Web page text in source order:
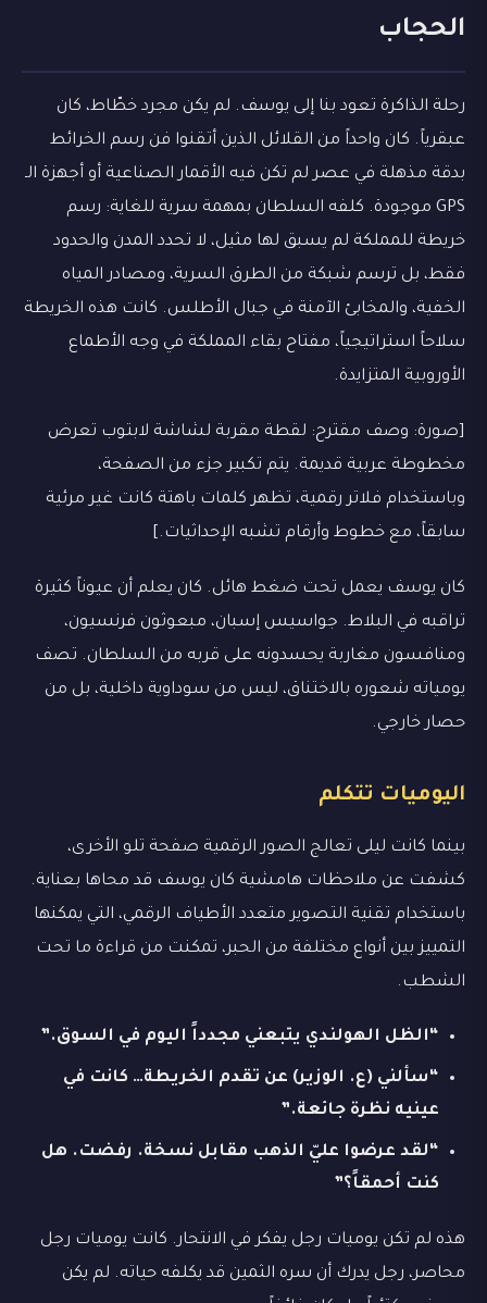
الحجاب
رحلة الذاكرة تعود بنا إلى يوسف. لم يكن مجرد خطّاط، كان
عبقرياً. كان واحداً من القلائل الذين أتقنوا فن رسم الخرائط
بدقة مذهلة في عصر لم تكن فيه الأقمار الصناعية أو أجهزة الـ
GPS موجودة. كلفه السلطان بمهمة سرية للغاية: رسم
خريطة للمملكة لم يسبق لها مثيل، لا تحدد المدن والحدود
فقط، بل ترسم شبكة من الطرق السرية، ومصادر المياه
الخفية، والمخابئ الآمنة في جبال الأطلس. كانت هذه الخريطة
سلاحاً استراتيجياً، مفتاح بقاء المملكة في وجه الأطماع
الأوروبية المتزايدة.
[صورة: وصف مقترح: لقطة مقربة لشاشة لابتوب تعرض
مخطوطة عربية قديمة. يتم تكبير جزء من الصفحة،
وباستخدام فلاتر رقمية، تظهر كلمات باهتة كانت غير مرئية
سابقاً، مع خطوط وأرقام تشبه الإحداثيات.]
كان يوسف يعمل تحت ضغط هائل. كان يعلم أن عيوناً كثيرة
تراقبه في البلاط. جواسيس إسبان، مبعوثون فرنسيون،
ومنافسون مغاربة يحسدونه على قربه من السلطان. تصف
يومياته شعوره بالاختناق، ليس من سوداوية داخلية، بل من
حصار خارجي.
اليوميات تتكلم
بينما كانت ليلى تعالج الصور الرقمية صفحة تلو الأخرى،
كشفت عن ملاحظات هامشية كان يوسف قد محاها بعناية.
باستخدام تقنية التصوير متعدد الأطياف الرقمي، التي يمكنها
التمييز بين أنواع مختلفة من الحبر، تمكنت من قراءة ما تحت
الشطب.
“الظل الهولندي يتبعني مجدداً اليوم في السوق.”
“سألني (ع. الوزير) عن تقدم الخريطة… كانت في
عينيه نظرة جائعة.”
“لقد عرضوا عليّ الذهب مقابل نسخة. رفضت. هل
كنت أحمقاً؟”
هذه لم تكن يوميات رجل يفكر في الانتحار. كانت يوميات رجل
محاصر، رجل يدرك أن سره الثمين قد يكلفه حياته. لم يكن